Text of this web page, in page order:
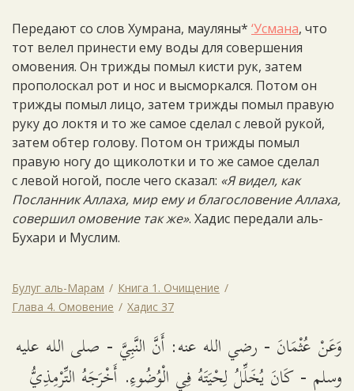
Передают со слов Хумрана, мауляны* ‘Усмана, что
тот велел принести ему воды для совершения
омовения. Он трижды помыл кисти рук, затем
прополоскал рот и нос и высморкался. Потом он
трижды помыл лицо, затем трижды помыл правую
руку до локтя и то же самое сделал с левой рукой,
затем обтер голову. Потом он трижды помыл
правую ногу до щиколотки и то же самое сделал
с левой ногой, после чего сказал: «Я видел, как
Посланник Аллаха, мир ему и благословение Аллаха,
совершил омовение так же». Хадис передали аль-
Бухари и Муслим.
Булуг аль-Марам
Книга 1. Очищение
Глава 4. Омовение
Хадис 37
وَعَنْ عُثْمَانَ - رضي الله عنه: أَنَّ النَّبِيَّ - صلى الله عليه
وسلم - كَانَ يُخَلِّلُ لِحْيَتَهُ فِي الْوُضُوءِ. أَخْرَجَهُ التِّرْمِذِيُّ